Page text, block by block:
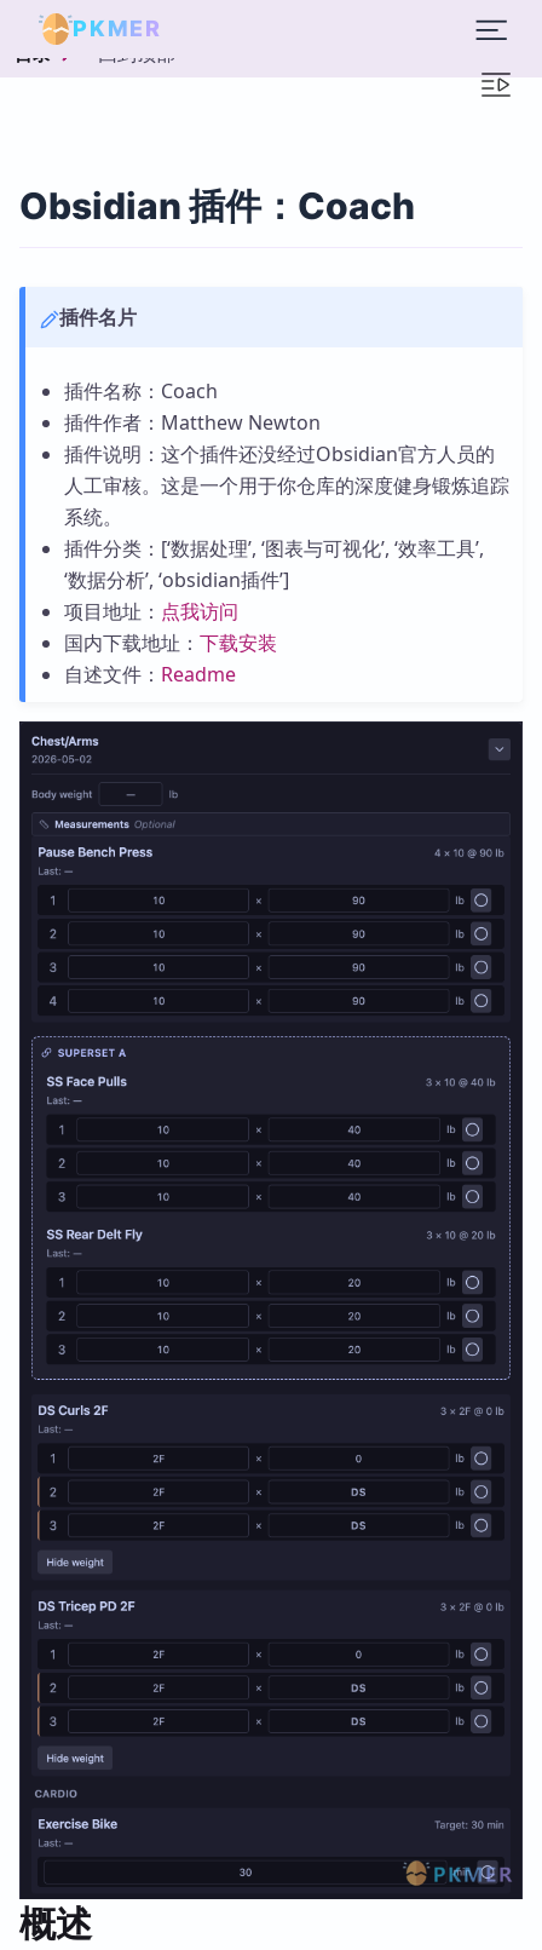
PKMER
目录 回到顶部
Obsidian 插件：Coach
插件名片
插件名称：Coach
插件作者：Matthew Newton
插件说明：这个插件还没经过Obsidian官方人员的
人工审核。这是一个用于你仓库的深度健身锻炼追踪
系统。
插件分类：[‘数据处理’, ‘图表与可视化’, ‘效率工具’,
‘数据分析’, ‘obsidian插件’]
项目地址： 点我访问
国内下载地址： 下载安装
自述文件： Readme
概述